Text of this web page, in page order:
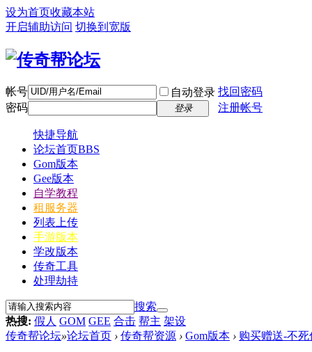
设为首页收藏本站
开启辅助访问 切换到宽版
帐号 自动登录 找回密码
密码
登录 注册帐号
快捷导航
论坛首页BBS
Gom版本
Gee版本
自学教程
租服务器
列表上传
手游版本
学改版本
传奇工具
处理劫持
搜索
热搜: 假人 GOM GEE 合击 帮主 架设
传奇帮论坛»论坛首页 › 传奇帮资源 › Gom版本 › 购买赠送-不